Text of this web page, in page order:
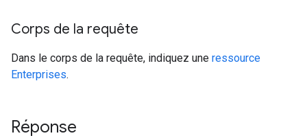
Corps de la requête
Dans le corps de la requête, indiquez une ressource
Enterprises.
Réponse